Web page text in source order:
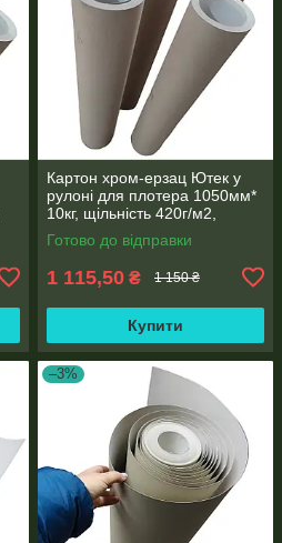
Картон хром-ерзац Ютек у
рулоні для плотера 1050мм*
10кг, щільність 420г/м2,
товщина картону 0,6 мм
Готово до відправки
1 115,50 ₴ 1 150 ₴
Купити
–3%